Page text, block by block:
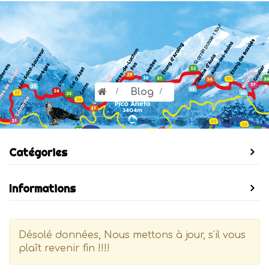
navigation
> Blog >
Catégories
Informations
Désolé données, Nous mettons à jour, s'il vous
plaît revenir fin !!!!